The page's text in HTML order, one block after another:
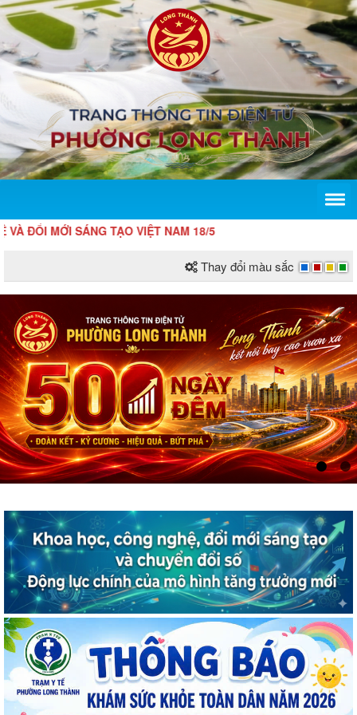
MỚI SÁNG TẠO VIỆT NAM 18/5
Thay đổi màu sắc